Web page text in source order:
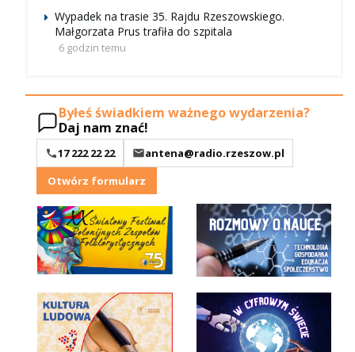
Wypadek na trasie 35. Rajdu Rzeszowskiego.
Małgorzata Prus trafiła do szpitala
6 godzin temu
Byłeś świadkiem ważnego wydarzenia?
Daj nam znać!
17 222 22 22
antena@radio.rzeszow.pl
Otwórz formularz